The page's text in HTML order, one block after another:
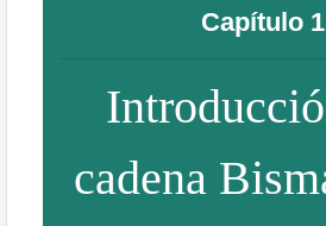
Capítulo
cadena